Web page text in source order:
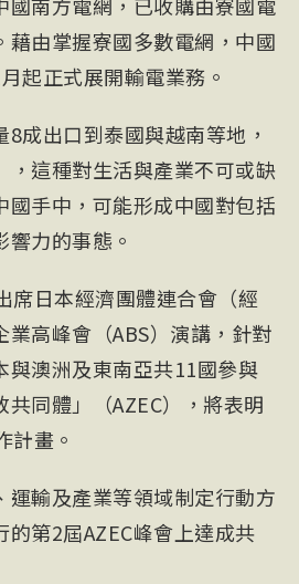
國南方電網，已收購由寮國電
藉由掌握寮國多數電網，中國
起正式展開輸電業務。
成出口到泰國與越南等地，
，這種對生活與產業不可或缺
國手中，可能形成中國對包括
力的事態。
席日本經濟團體連合會（經
業高峰會（ABS）演講，針對
與澳洲及東南亞共11國參與
同體」（AZEC），將表明
計畫。
運輸及產業等領域制定行動方
第2屆AZEC峰會上達成共